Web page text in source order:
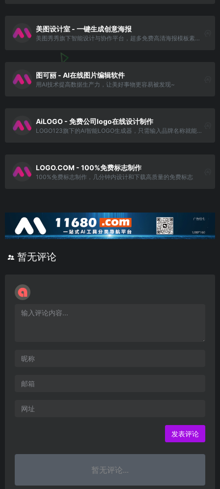
美图设计室 - 一键生成创意海报
美图秀秀旗下智能设计与协作平台，超多免费高清海报模板素材，一键生成创意海报。
图可丽 - AI在线图片编辑软件
用AI技术提高数据生产力，让美好事物更容易被发现~
AiLOGO - 免费公司logo在线设计制作
LOGO123旗下的AI智能LOGO生成器，只需输入品牌名称就能免费在线生成公司logo设计及配套企业VI，轻松打造您的个性品牌！
LOGO.COM - 100%免费标志制作
100%免费标志制作，几分钟内设计和下载高质量的免费标志
暂无评论
暂无评论...